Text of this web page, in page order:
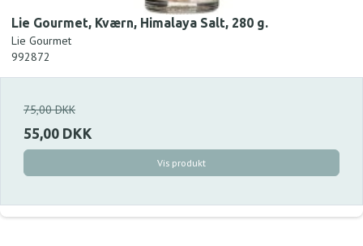
Lie Gourmet, Kværn, Himalaya Salt, 280 g.
Lie Gourmet
992872
75,00 DKK
55,00 DKK
Vis produkt